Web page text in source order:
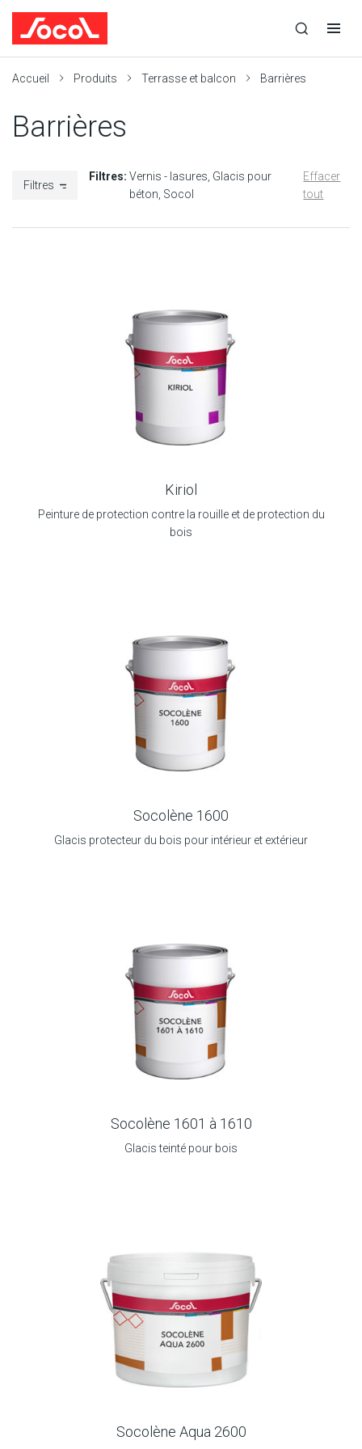
recherche
recherche
navigation
Accueil Produits Terrasse et balcon Barrières
Barrières
Filtres
Filtres: Vernis - lasures Glacis pour
béton Socol
Effacer
tout
Kiriol
Peinture de protection contre la rouille et de protection du
bois
Socolène 1600
Glacis protecteur du bois pour intérieur et extérieur
Socolène 1601 à 1610
Glacis teinté pour bois
Socolène Aqua 2600